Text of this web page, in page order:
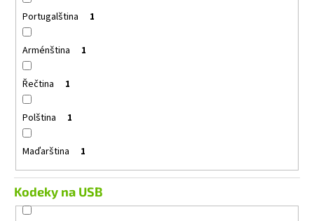
Portugalština 1
Arménština 1
Řečtina 1
Polština 1
Maďarština 1
Kodeky na USB